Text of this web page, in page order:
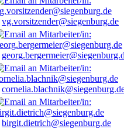
vg.vorsitzender@siegenburg.de
birgit.dietrich@siegenburg.de